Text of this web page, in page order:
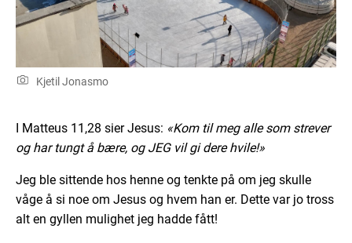
Kjetil Jonasmo
I Matteus 11,28 sier Jesus: «Kom til meg alle som strever
og har tungt å bære, og JEG vil gi dere hvile!»
Jeg ble sittende hos henne og tenkte på om jeg skulle
våge å si noe om Jesus og hvem han er. Dette var jo tross
alt en gyllen mulighet jeg hadde fått!